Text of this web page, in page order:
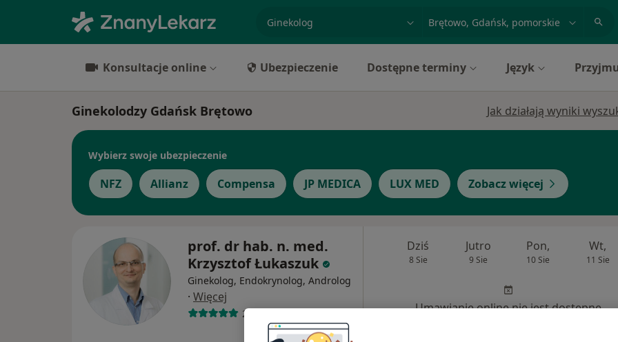
miasto lub dzielnica
Konsultacje online Ubezpieczenie Dostępne terminy Język
Ginekolodzy Gdańsk Brętowo Jak działają wyniki
Wybierz swoje ubezpieczenie
NFZ Allianz Compensa JP MEDICA LUX MED Zobacz więcej
prof. dr hab. n. med.
Krzysztof Łukaszuk
Ginekolog, Endokrynolog, Androlog
· Więcej
216 opinii
Dziś
8 Sie
Jutro
9 Sie
Pon,
10 Sie
Wt,
11 Sie
Umawianie online nie jest dostępne